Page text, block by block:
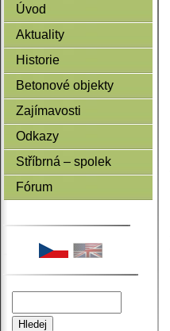
Úvod
Aktuality
Historie
Betonové objekty
Zajímavosti
Odkazy
Stříbrná – spolek
Fórum